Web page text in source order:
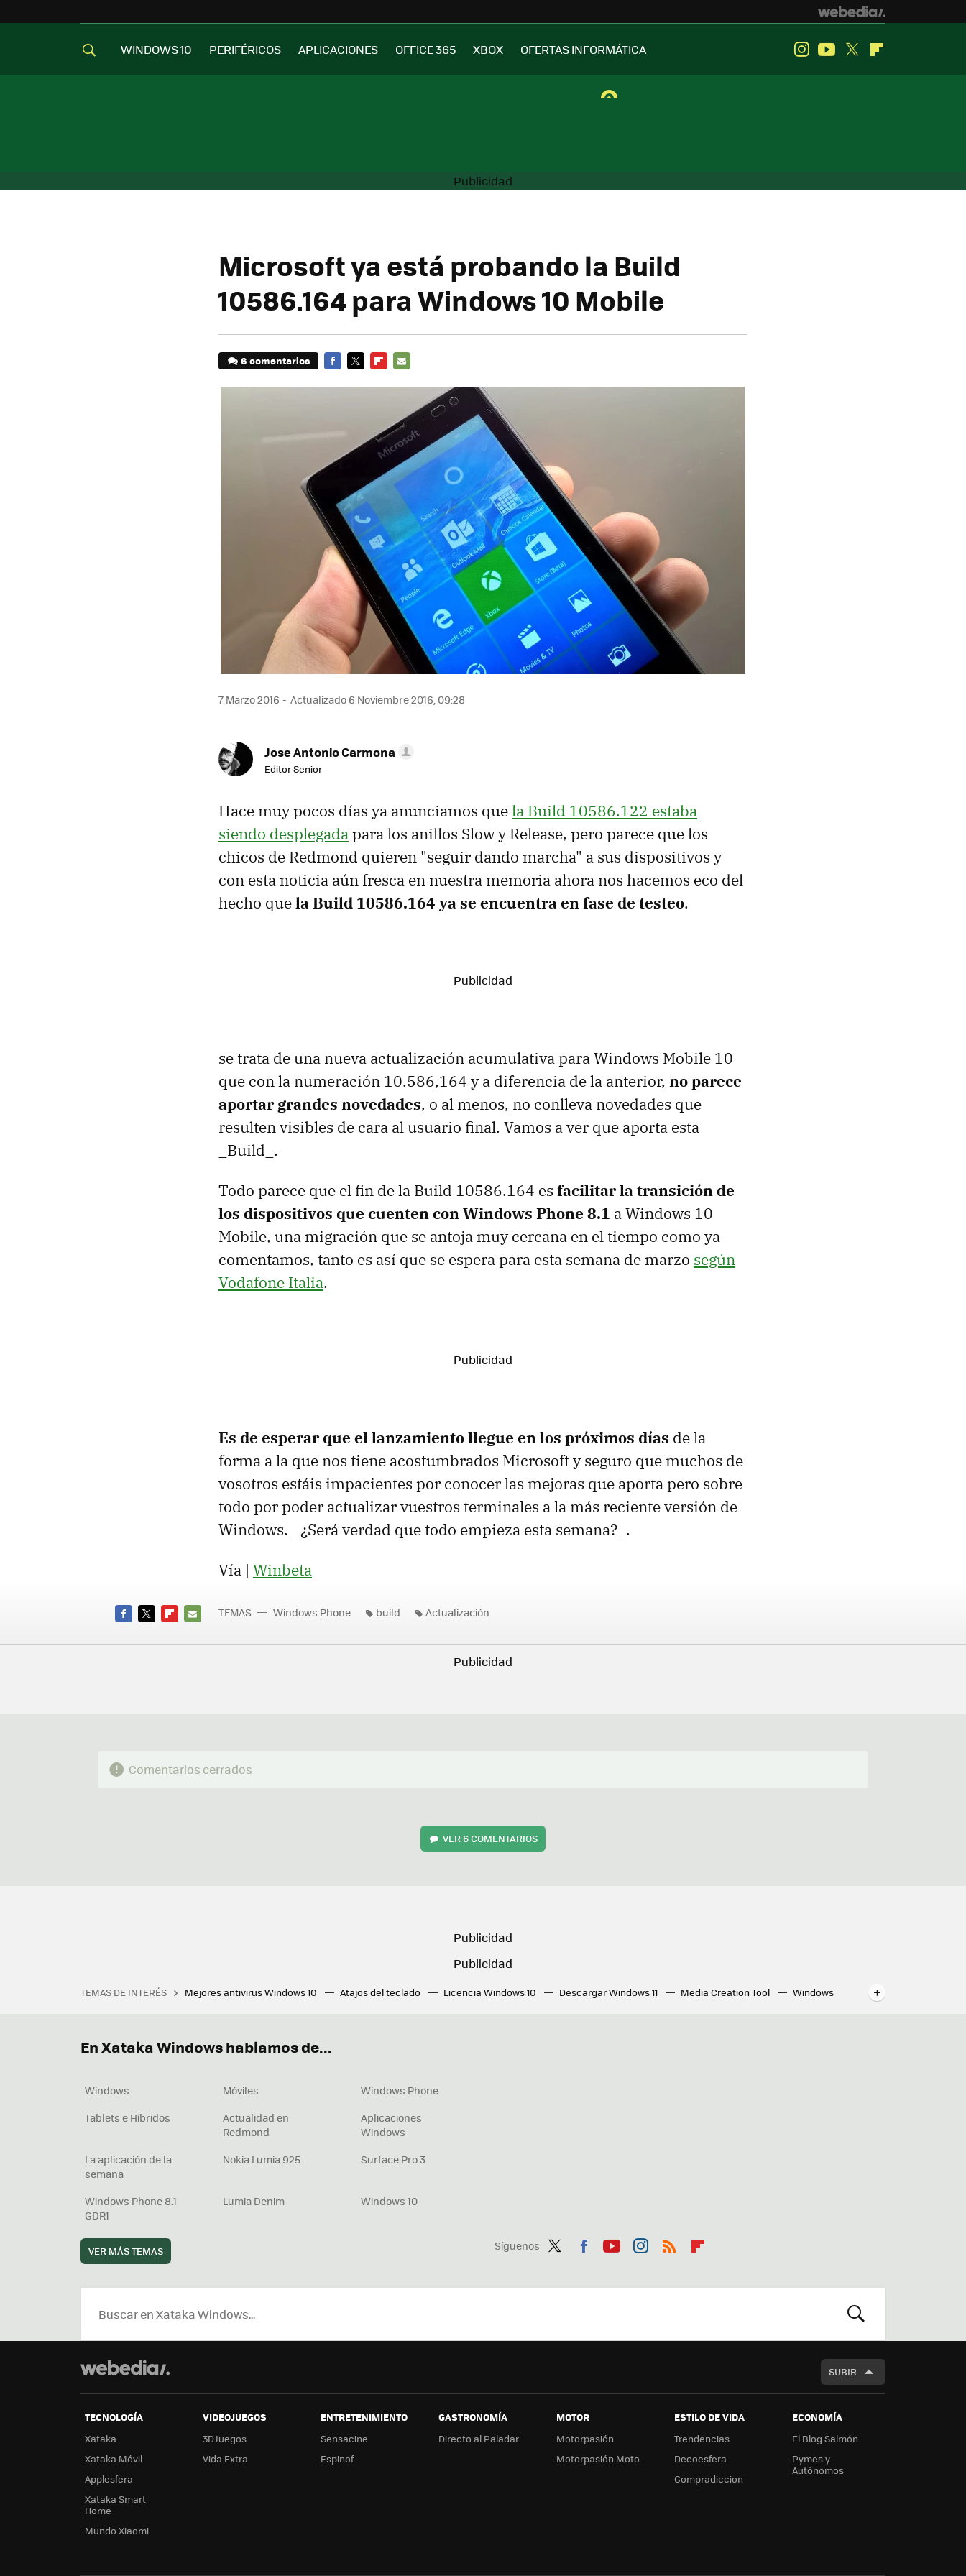
WINDOWS 10 PERIFÉRICOS APLICACIONES OFFICE 365 XBOX OFERTAS INFORMÁTICA InstagramYoutube
Twitter
Microsoft ya está probando la Build
10586.164 para Windows 10 Mobile
6 comentarios
7 Marzo 2016 Actualizado 6 Noviembre 2016, 09:28
Jose Antonio Carmona
Editor Senior
Hace muy pocos días ya anunciamos quela Build 10586.122 estaba
siendo desplegadapara los anillos Slow y Release, pero parece que los
chicos de Redmond quieren "seguir dando marcha" a sus dispositivos y
con esta noticia aún fresca en nuestra memoria ahora nos hacemos eco del
hecho quela Build 10586.164 ya se encuentra en fase de testeo.
se trata de una nueva actualización acumulativa para Windows Mobile 10
que con la numeración 10.586,164 y a diferencia de la anterior, no parece
aportar grandes novedades, o al menos, no conlleva novedades que
resulten visibles de cara al usuario final. Vamos a ver que aporta esta
_Build_.
Todo parece que el fin de la Build 10586.164 es facilitar la transición de
los dispositivos que cuenten con Windows Phone 8.1 a Windows 10
Mobile, una migración que se antoja muy cercana en el tiempo como ya
comentamos, tanto es así que se espera para esta semana de marzo según
Vodafone Italia.
Es de esperar que el lanzamiento llegue en los próximos días de la
forma a la que nos tiene acostumbrados Microsoft y seguro que muchos de
vosotros estáis impacientes por conocer las mejoras que aporta pero sobre
todo por poder actualizar vuestros terminales a la más reciente versión de
Windows. _¿Será verdad que todo empieza esta semana?_.
Vía | Winbeta
MAIL
TEMAS Windows Phone build Actualización
Comentarios cerrados
VER6 COMENTARIOS
TEMAS DE INTERÉS Mejores antivirus Windows 10 Atajos del teclado Licencia Windows 10 Descargar Windows 11 Media Creation Tool
Windows
Síguenos
ter
ebo tub agr
boa
En Xataka Windows hablamos de...
Windows Móviles
Windows Phone
Tablets e Híbridos
Actualidad en
Redmond
Aplicaciones
Windows
La aplicación de la
semana
Nokia Lumia 925 Surface Pro 3
Windows Phone 8.1
GDR1
Lumia Denim Windows 10
VER MÁS TEMAS
BUSCAR
SUBIR
TECNOLOGÍA
Xataka
Xataka Móvil
Applesfera
Xataka Smart
Home
Mundo Xiaomi
VIDEOJUEGOS
3DJuegos
Vida Extra
ENTRETENIMIENTO
Sensacine
Espinof
GASTRONOMÍA
Directo al Paladar
MOTOR
Motorpasión
Motorpasión Moto
ESTILO DE VIDA
Trendencias
Decoesfera
Compradiccion
ECONOMÍA
El Blog Salmón
Pymes y
Autónomos